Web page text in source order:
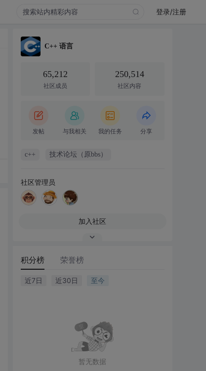
登录/注册
C++ 语言
65,212
社区成员
250,514
社区内容
发帖 与我相关 我的任务 分享
c++ 技术论坛（原bbs）
社区管理员
加入社区
积分榜 荣誉榜
近7日 近30日 至今
暂无数据